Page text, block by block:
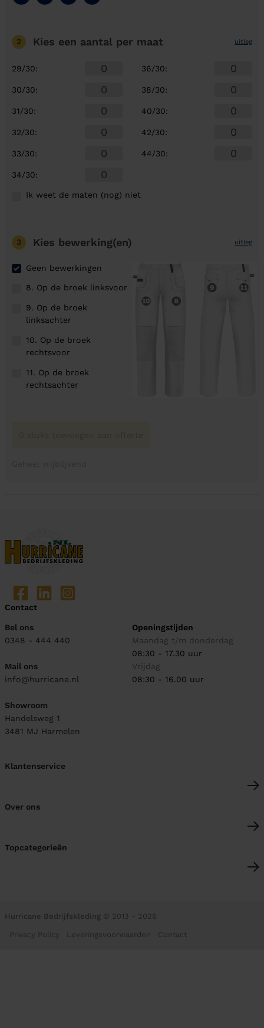
2 Kies een aantal per maat uitleg
29/30:
30/30:
31/30:
32/30:
33/30:
34/30:
36/30:
38/30:
40/30:
42/30:
44/30:
Ik weet de maten (nog) niet
3 Kies bewerking(en) uitleg
Geen bewerkingen
8. Op de broek linksvoor
9. Op de broek
linksachter
10. Op de broek
rechtsvoor
11. Op de broek
rechtsachter
Contact
Bel ons
0348 - 444 440
Mail ons
info@hurricane.nl
Showroom
Handelsweg 1
3481 MJ Harmelen
Openingstijden
Maandag t/m donderdag
08:30 - 17.30 uur
Vrijdag
08:30 - 16.00 uur
Klantenservice
Over ons
Topcategorieën
Hurricane Bedrijfskleding © 2013 - 2026
Privacy Policy Leveringsvoorwaarden Contact